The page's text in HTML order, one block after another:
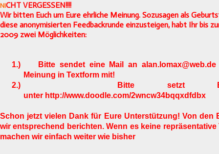
NICHT VERGESSEN!!!!
Wir bitten Euch um Eure ehrliche Meinung. Sozusagen als
diese anonymisierten Feedbackrunde einzusteigen, habt Ihr bis
2009 zwei Möglichkeiten:
1.) Bitte sendet eine Mail an
alan.lomax@web.de
Meinung in Textform mit!
2.)
Bitte setzt
unter http://www.doodle.com/2wncw34bqqxdfdbx
Schon jetzt vielen Dank für Eure Unterstützung! Von den
wir entsprechend berichten. Wenn es keine repräsentative
machen wir einfach weiter wie bisher